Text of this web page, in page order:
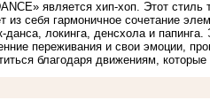
является хип-хоп. Этот стиль
из себя гармоничное сочетание
локинга, денсхола и папинга.
переживания и свои эмоции,
благодаря движениям,